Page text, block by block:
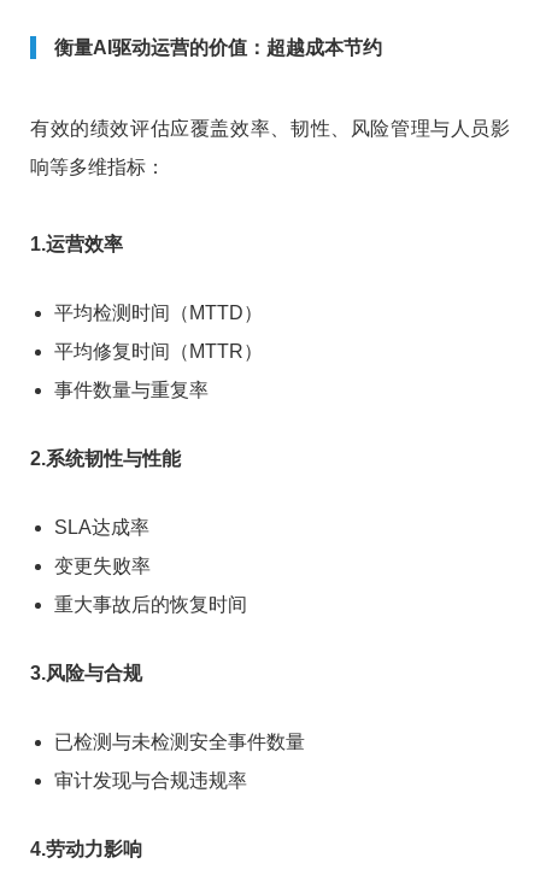
衡量AI驱动运营的价值：超越成本节约
有效的绩效评估应覆盖效率、韧性、风险管理与人员影
响等多维指标：
1.运营效率
平均检测时间（MTTD）
平均修复时间（MTTR）
事件数量与重复率
2.系统韧性与性能
SLA达成率
变更失败率
重大事故后的恢复时间
3.风险与合规
已检测与未检测安全事件数量
审计发现与合规违规率
4.劳动力影响